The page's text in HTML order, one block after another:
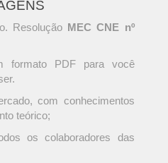
Resolução MEC CNE nº
formato PDF para você
com conhecimentos
teórico;
os colaboradores das